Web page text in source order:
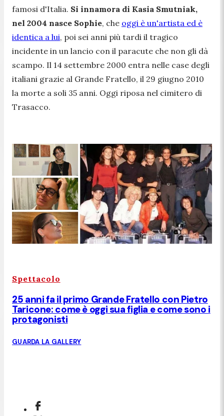
famosi d'Italia. Si innamora di Kasia Smutniak,
nel 2004 nasce Sophie, che oggi è un'artista ed è
identica a lui, poi sei anni più tardi il tragico
incidente in un lancio con il paracute che non gli dà
scampo. Il 14 settembre 2000 entra nelle case degli
italiani grazie al Grande Fratello, il 29 giugno 2010
la morte a soli 35 anni. Oggi riposa nel cimitero di
Trasacco.
Spettacolo
25 anni fa il primo Grande Fratello con Pietro
Taricone: come è oggi sua figlia e come sono i
protagonisti
GUARDA LA GALLERY